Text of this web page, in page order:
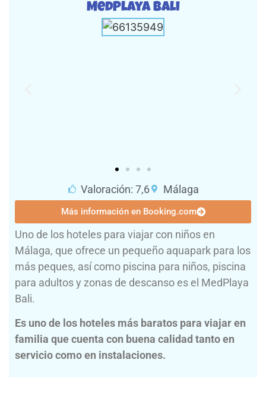
MedPlaya Bali
Valoración: 7,6 Málaga
Más información en Booking.com
Uno de los hoteles para viajar con niños en
Málaga, que ofrece un pequeño aquapark para los
más peques, así como piscina para niños, piscina
para adultos y zonas de descanso es el MedPlaya
Bali.
Es uno de los hoteles más baratos para viajar en
familia que cuenta con buena calidad tanto en
servicio como en instalaciones.